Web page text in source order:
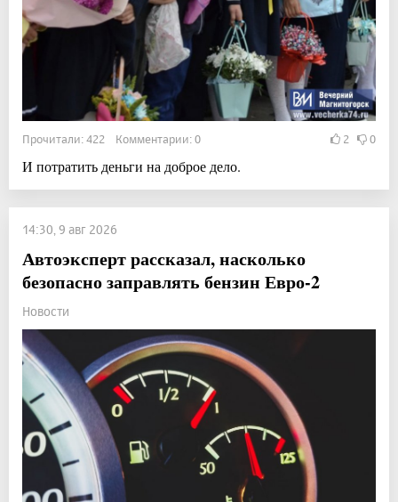
Прочитали: 422 Комментарии: 0 2 0
И потратить деньги на доброе дело.
14:30, 9 авг 2026
Автоэксперт рассказал, насколько
безопасно заправлять бензин Евро-2
Новости